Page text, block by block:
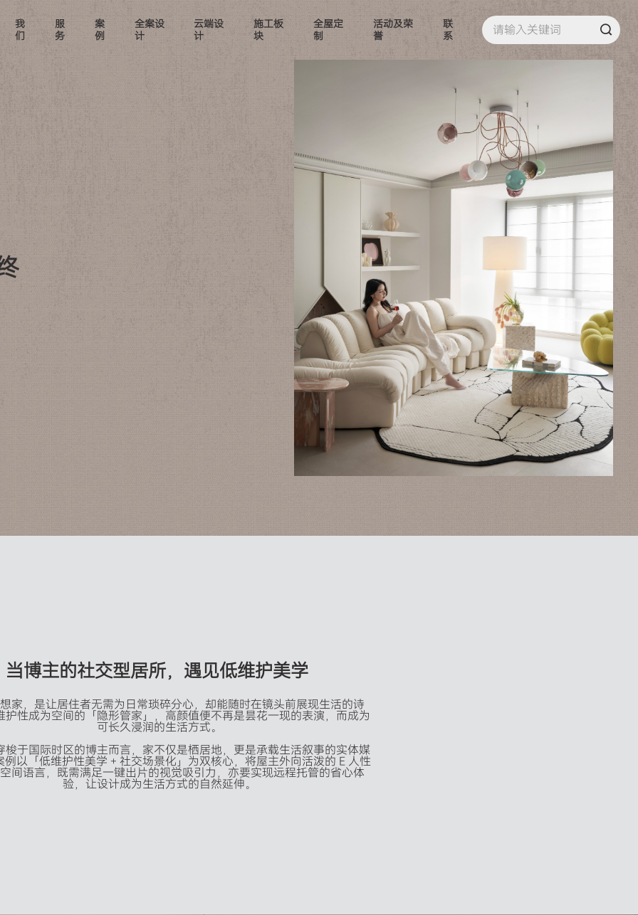
我
们
服
务
案
例
全案设
计
云端设
计
施工板
块
全屋定
制
活动及荣
誉
联
系
当博主的社交型居所， 遇见低维护美学
家，是让居住者无需为日常琐碎分心，却能随时在镜头前展现生活的诗
护性成为空间的「隐形管家」，高颜值便不再是昙花一现的表演，而成为
可长久浸润的生活方式。
梭于国际时区的博主而言，家不仅是栖居地，更是承载生活叙事的实体媒
例以「低维护性美学 + 社交场景化」为双核心，将屋主外向活泼的 E 人性
间语言，既需满足一键出片的视觉吸引力，亦要实现远程托管的省心体
验，让设计成为生活方式的自然延伸。